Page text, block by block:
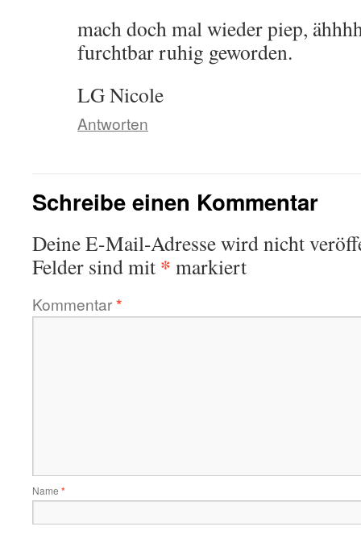
mach doch mal wieder piep,
furchtbar ruhig geworden.
LG Nicole
Antworten
Schreibe einen Kommentar
Deine E-Mail-Adresse wird nicht
Felder sind mit * markiert
Kommentar*
Name *